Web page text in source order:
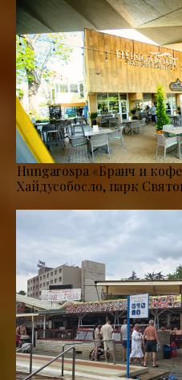
Hungarospa «Бранч и
Хайдусобосло, парк